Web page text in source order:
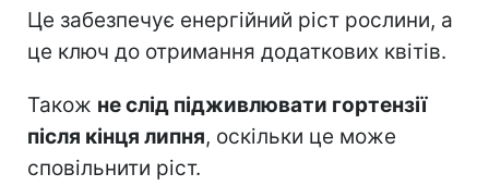
Це забезпечує енергійний ріст рослини, а
це ключ до отримання додаткових квітів.
Також не слід підживлювати гортензії
після кінця липня, оскільки це може
сповільнити ріст.